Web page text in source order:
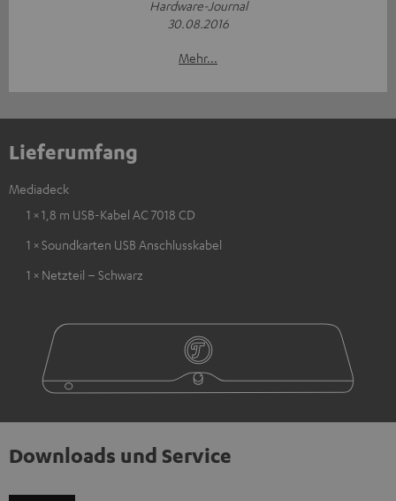
Hardware-Journal
30.08.2016
Mehr...
Lieferumfang
Mediadeck
1 × 1,8 m USB-Kabel AC 7018 CD
1 × Soundkarten USB Anschlusskabel
1 × Netzteil – Schwarz
Downloads und Service